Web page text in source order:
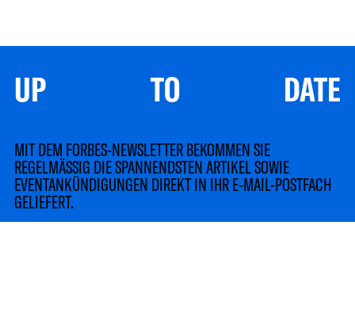
UP TO DATE
MIT DEM FORBES-NEWSLETTER BEKOMMEN SIE
REGELMÄSSIG DIE SPANNENDSTEN ARTIKEL SOWIE
EVENTANKÜNDIGUNGEN DIREKT IN IHR E-MAIL-POSTFACH
GELIEFERT.